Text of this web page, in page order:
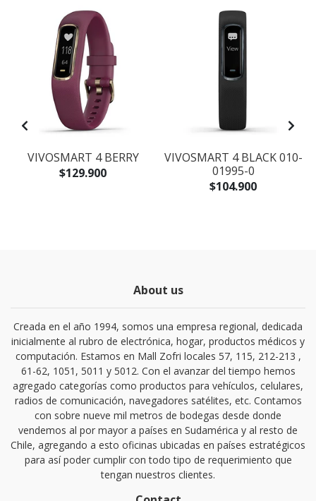
VIVOSMART 4 BERRY
$129.900
VIVOSMART 4 BLACK 010-
01995-0
$104.900
About us
Creada en el año 1994, somos una empresa regional, dedicada
inicialmente al rubro de electrónica, hogar, productos médicos y
computación. Estamos en Mall Zofri locales 57, 115, 212-213 ,
61-62, 1051, 5011 y 5012. Con el avanzar del tiempo hemos
agregado categorías como productos para vehículos, celulares,
radios de comunicación, navegadores satélites, etc. Contamos
con sobre nueve mil metros de bodegas desde donde
vendemos al por mayor a países en Sudamérica y al resto de
Chile, agregando a esto oficinas ubicadas en países estratégicos
para así poder cumplir con todo tipo de requerimiento que
tengan nuestros clientes.